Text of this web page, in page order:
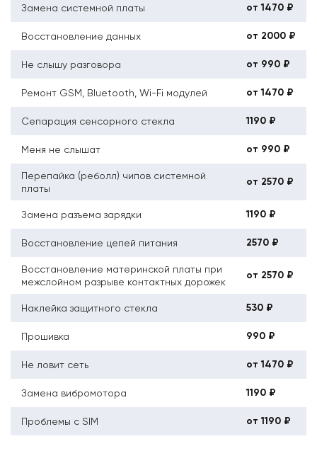
Замена системной платы от 1470 ₽
Восстановление данных от 2000 ₽
Не слышу разговора от 990 ₽
Ремонт GSM, Bluetooth, Wi-Fi модулей от 1470 ₽
Сепарация сенсорного стекла 1190 ₽
Меня не слышат от 990 ₽
Перепайка (реболл) чипов системной
платы
от 2570 ₽
Замена разъема зарядки 1190 ₽
Восстановление цепей питания 2570 ₽
Восстановление материнской платы при
межслойном разрыве контактных дорожек
от 2570 ₽
Наклейка защитного стекла 530 ₽
Прошивка 990 ₽
Не ловит сеть от 1470 ₽
Замена вибромотора 1190 ₽
Проблемы с SIM от 1190 ₽